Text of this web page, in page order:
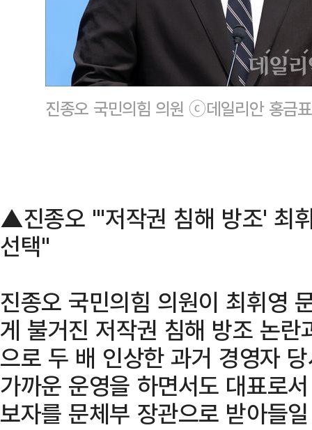
진종오 국민의힘 의원 ⓒ데일리안 홍금
▲진종오 "'저작권 침해 방조' 최
선택"
진종오 국민의힘 의원이 최휘영
게 불거진 저작권 침해 방조 논
으로 두 배 인상한 과거 경영자
가까운 운영을 하면서도 대표로
보자를 문체부 장관으로 받아들